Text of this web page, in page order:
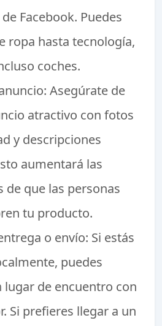
Facebook. Puedes
ropa hasta tecnología,
coches.
Asegúrate de
atractivo con fotos
y descripciones
aumentará las
de que las personas
tu producto.
o envío: Si estás
puedes
de encuentro con
Si prefieres llegar a un